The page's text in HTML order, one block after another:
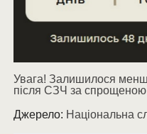
Увага! Залишилося
після СЗЧ за
Джерело: Національна